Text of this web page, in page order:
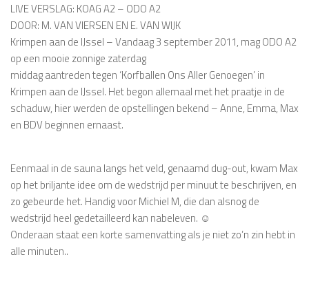
LIVE VERSLAG: KOAG A2 – ODO A2
DOOR: M. VAN VIERSEN EN E. VAN WIJK
Krimpen aan de IJssel – Vandaag 3 september 2011, mag ODO A2
op een mooie zonnige zaterdag
middag aantreden tegen ‘Korfballen Ons Aller Genoegen’ in
Krimpen aan de IJssel. Het begon allemaal met het praatje in de
schaduw, hier werden de opstellingen bekend – Anne, Emma, Max
en BDV beginnen ernaast.
Eenmaal in de sauna langs het veld, genaamd dug-out, kwam Max
op het briljante idee om de wedstrijd per minuut te beschrijven, en
zo gebeurde het. Handig voor Michiel M, die dan alsnog de
wedstrijd heel gedetailleerd kan nabeleven. ☺
Onderaan staat een korte samenvatting als je niet zo’n zin hebt in
alle minuten..